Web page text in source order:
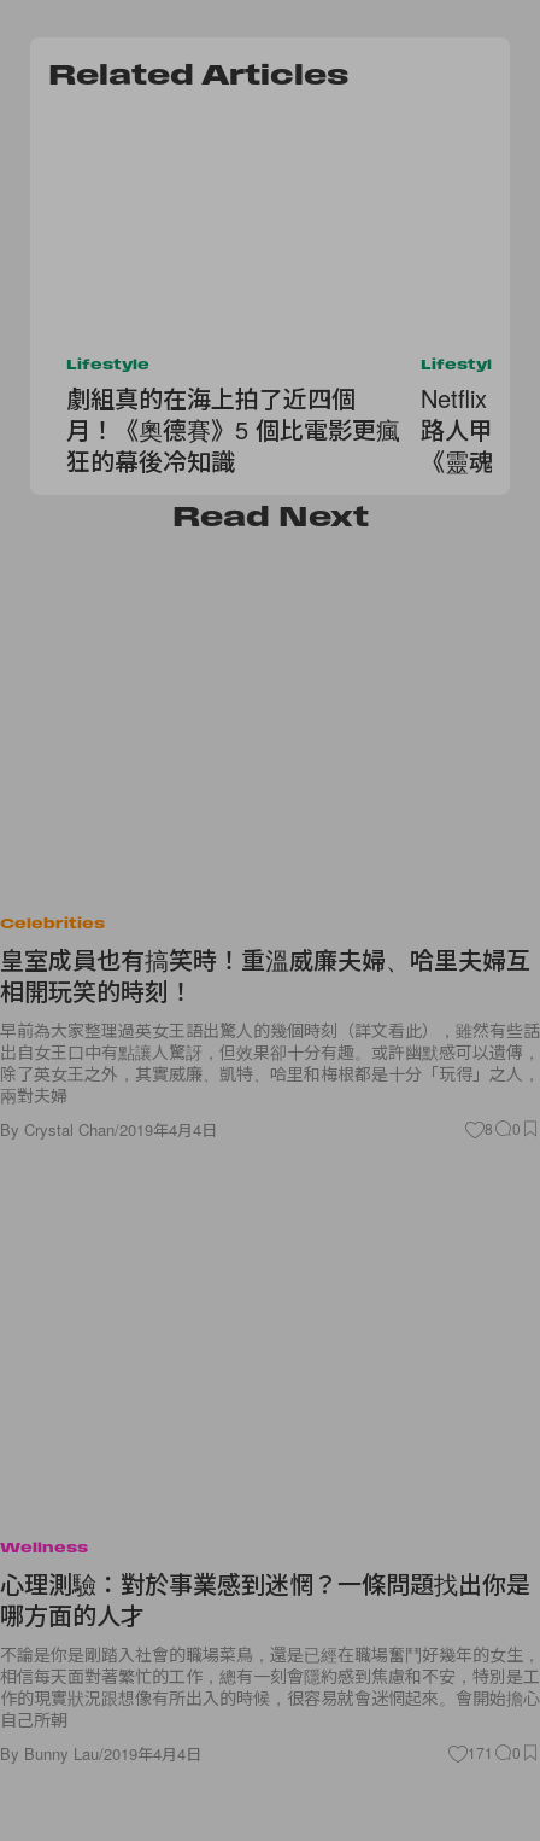
Related Articles
Lifestyle
劇組真的在海上拍了近四個
月！《奧德賽》5 個比電影更瘋
狂的幕後冷知識
Lifestyle
Netflix 五
路人甲》
《靈魂之
Read Next
Celebrities
皇室成員也有搞笑時！重溫威廉夫婦、哈里夫婦互
相開玩笑的時刻！
早前為大家整理過英女王語出驚人的幾個時刻（詳文看此），雖然有些話
出自女王口中有點讓人驚訝，但效果卻十分有趣。或許幽默感可以遺傳，
除了英女王之外，其實威廉、凱特、哈里和梅根都是十分「玩得」之人，
兩對夫婦
By Crystal Chan/2019年4月4日 8 0
Wellness
心理測驗：對於事業感到迷惘？一條問題找出你是
哪方面的人才
不論是你是剛踏入社會的職場菜鳥，還是已經在職場奮鬥好幾年的女生，
相信每天面對著繁忙的工作，總有一刻會隱約感到焦慮和不安，特別是工
作的現實狀況跟想像有所出入的時候，很容易就會迷惘起來。會開始擔心
自己所朝
By Bunny Lau/2019年4月4日 171 0